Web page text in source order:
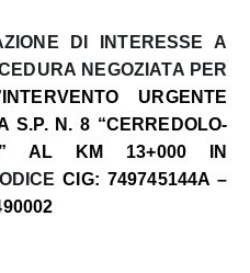
DI INTERESSE A
NEGOZIATA PER
URGENTE
S.P. N. 8 “CERREDOLO-
AL KM 13+000 IN
CIG: 749745144A –